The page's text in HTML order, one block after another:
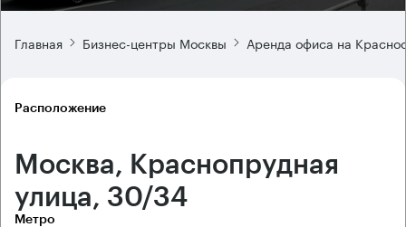
Главная Бизнес-центры Москвы Аренда офиса на
Расположение
Москва, Краснопрудная
улица, 30/34
Метро